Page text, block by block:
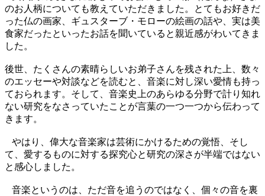
のお人柄についても教えていただきました。とてもお好きだ
った仏の画家、ギュスターブ・モローの絵画の話や、実は美
食家だったといったお話を聞いていると親近感がわいてきま
した。
後世、たくさんの素晴らしいお弟子さんを残された上、数々
のエッセーや対談などを読むと、音楽に対し深い愛情も持っ
ておられます。そして、音楽史上のあらゆる分野で計り知れ
ない研究をなさっていたことが言葉の一つ一つから伝わって
きます。
やはり、偉大な音楽家は芸術にかけるための覚悟、そし
て、愛するものに対する探究心と研究の深さが半端ではない
と感心しました。
音楽というのは、ただ音を追うのではなく、個々の音を裏